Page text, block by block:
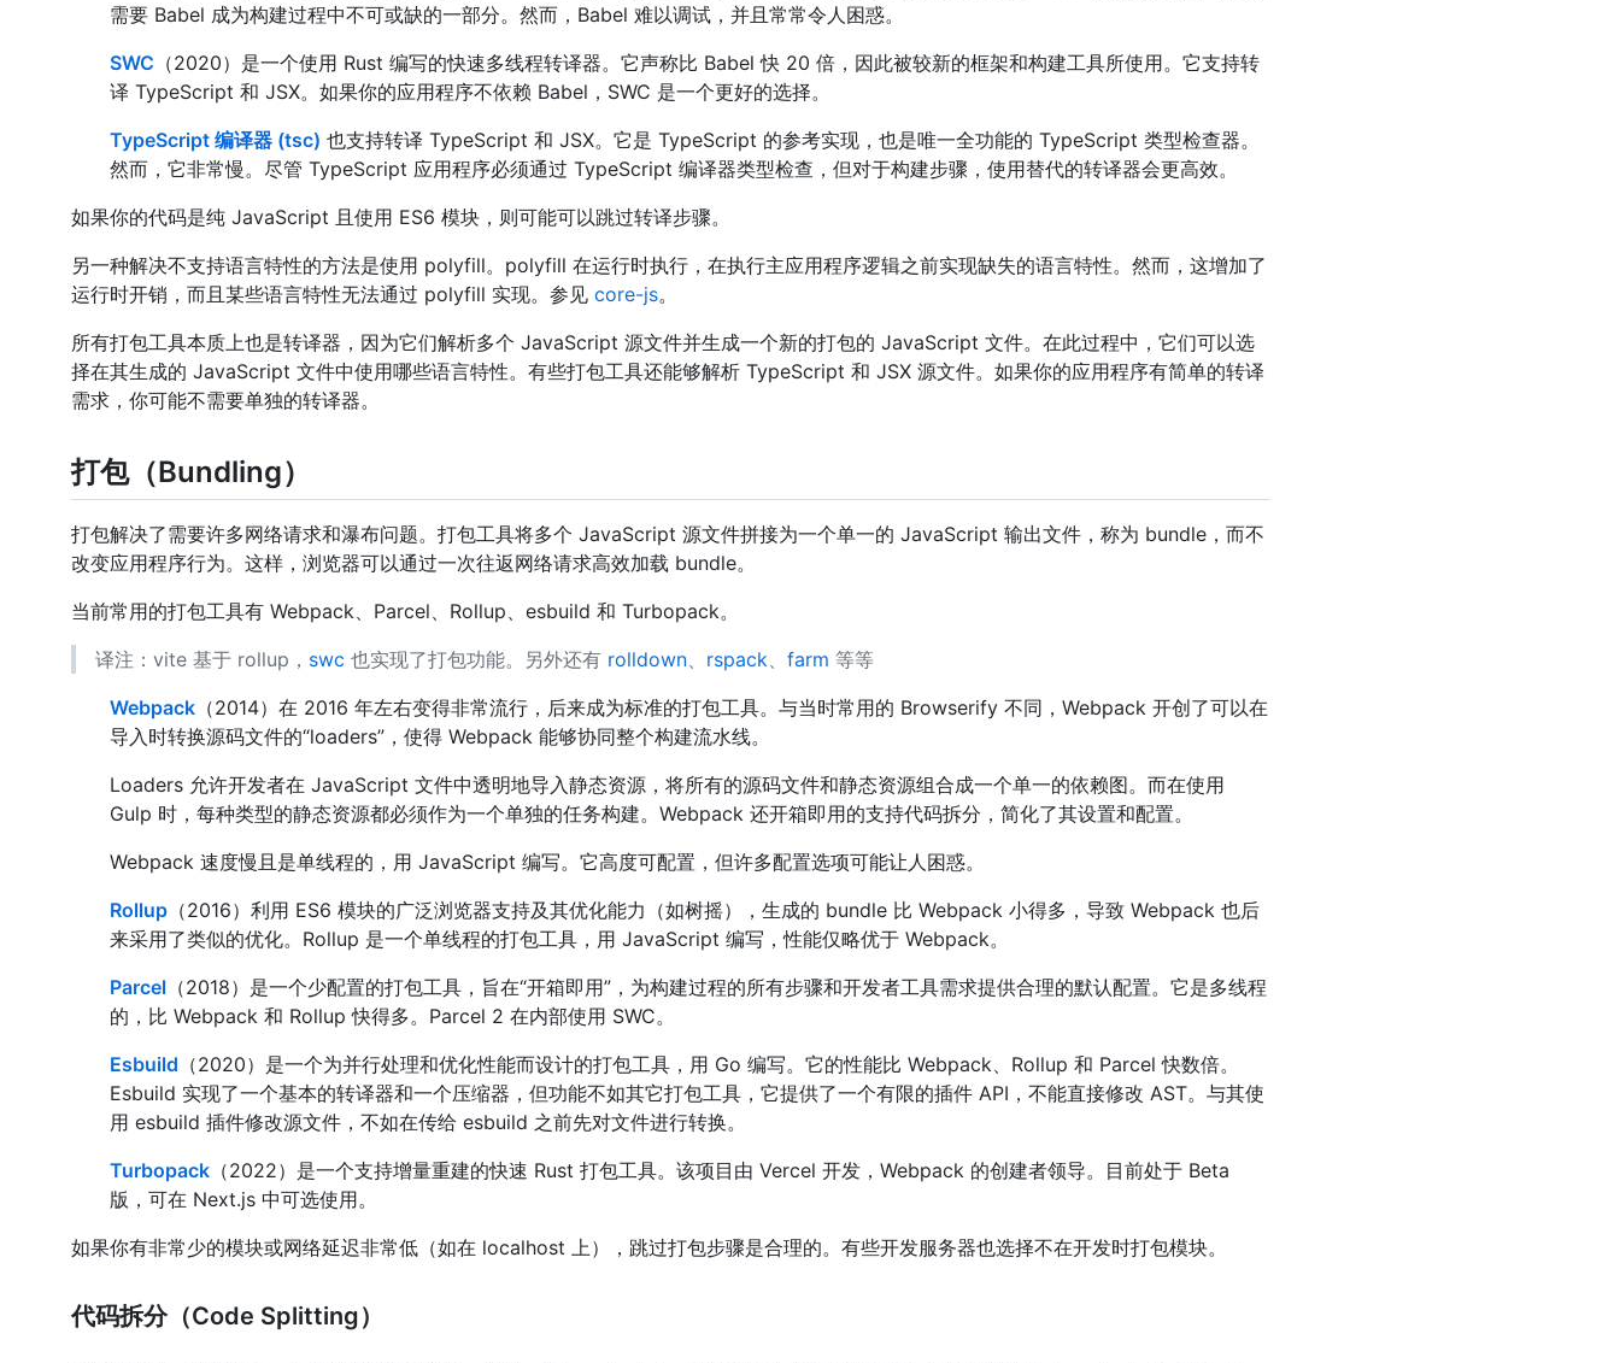
需要 Babel 成为构建过程中不可或缺的一部分。然而，Babel 难以调试，并且常常令人困惑。
SWC （2020）是一个使用 Rust 编写的快速多线程转译器。它声称比 Babel 快 20 倍，因此被较新的框架和构建工具所使用。它支持转
译 TypeScript 和 JSX。如果你的应用程序不依赖 Babel，SWC 是一个更好的选择。
TypeScript 编译器 (tsc) 也支持转译 TypeScript 和 JSX。它是 TypeScript 的参考实现，也是唯一全功能的 TypeScript 类型检查器。
然而，它非常慢。尽管 TypeScript 应用程序必须通过 TypeScript 编译器类型检查，但对于构建步骤，使用替代的转译器会更高效。
如果你的代码是纯 JavaScript 且使用 ES6 模块，则可能可以跳过转译步骤。
另一种解决不支持语言特性的方法是使用 polyfill。polyfill 在运行时执行，在执行主应用程序逻辑之前实现缺失的语言特性。然而，这增加了
运行时开销，而且某些语言特性无法通过 polyfill 实现。参见 core-js。
所有打包工具本质上也是转译器，因为它们解析多个 JavaScript 源文件并生成一个新的打包的 JavaScript 文件。在此过程中，它们可以选
择在其生成的 JavaScript 文件中使用哪些语言特性。有些打包工具还能够解析 TypeScript 和 JSX 源文件。如果你的应用程序有简单的转译
需求，你可能不需要单独的转译器。
打包（Bundling）
打包解决了需要许多网络请求和瀑布问题。打包工具将多个 JavaScript 源文件拼接为一个单一的 JavaScript 输出文件，称为 bundle，而不
改变应用程序行为。这样，浏览器可以通过一次往返网络请求高效加载 bundle。
当前常用的打包工具有 Webpack、Parcel、Rollup、esbuild 和 Turbopack。
译注：vite 基于 rollup， swc 也实现了打包功能。另外还有 rolldown、 rspack、 farm 等等
Webpack（2014）在 2016 年左右变得非常流行，后来成为标准的打包工具。与当时常用的 Browserify 不同，Webpack 开创了可以在
导入时转换源码文件的“loaders”，使得 Webpack 能够协同整个构建流水线。
Loaders 允许开发者在 JavaScript 文件中透明地导入静态资源，将所有的源码文件和静态资源组合成一个单一的依赖图。而在使用
Gulp 时，每种类型的静态资源都必须作为一个单独的任务构建。Webpack 还开箱即用的支持代码拆分，简化了其设置和配置。
Webpack 速度慢且是单线程的，用 JavaScript 编写。它高度可配置，但许多配置选项可能让人困惑。
Rollup（2016）利用 ES6 模块的广泛浏览器支持及其优化能力（如树摇），生成的 bundle 比 Webpack 小得多，导致 Webpack 也后
来采用了类似的优化。Rollup 是一个单线程的打包工具，用 JavaScript 编写，性能仅略优于 Webpack。
Parcel（2018）是一个少配置的打包工具，旨在“开箱即用”，为构建过程的所有步骤和开发者工具需求提供合理的默认配置。它是多线程
的，比 Webpack 和 Rollup 快得多。Parcel 2 在内部使用 SWC。
Esbuild （2020）是一个为并行处理和优化性能而设计的打包工具，用 Go 编写。它的性能比 Webpack、Rollup 和 Parcel 快数倍。
Esbuild 实现了一个基本的转译器和一个压缩器，但功能不如其它打包工具，它提供了一个有限的插件 API，不能直接修改 AST。与其使
用 esbuild 插件修改源文件，不如在传给 esbuild 之前先对文件进行转换。
Turbopack（2022）是一个支持增量重建的快速 Rust 打包工具。该项目由 Vercel 开发，Webpack 的创建者领导。目前处于 Beta
版，可在 Next.js 中可选使用。
如果你有非常少的模块或网络延迟非常低（如在 localhost 上），跳过打包步骤是合理的。有些开发服务器也选择不在开发时打包模块。
代码拆分（Code Splitting）